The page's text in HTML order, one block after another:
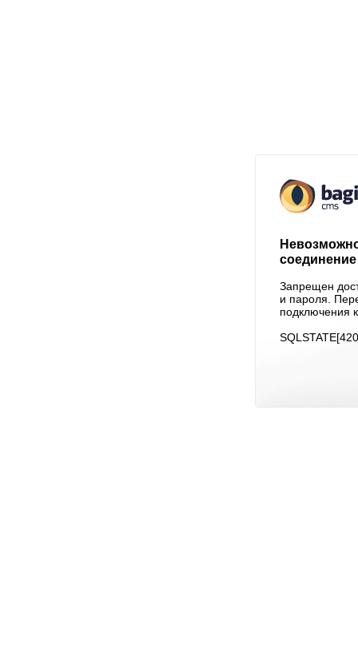
Запрещен
и пароля.
подключения